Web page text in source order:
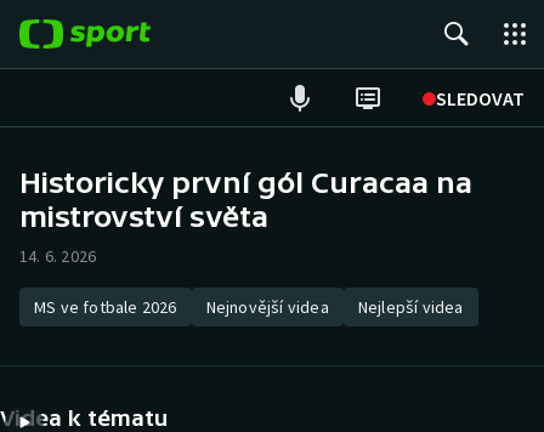
SLEDOVAT
Hokej
Atletika
Historicky první gól Curacaa na
mistrovství světa
14. 6. 2026
MS ve fotbale 2026 Nejnovější videa Nejlepší videa
Videa k tématu